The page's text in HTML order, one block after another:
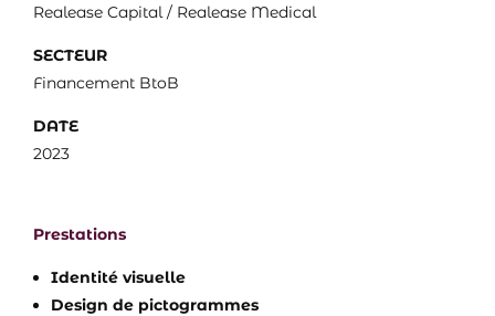
Realease Capital / Realease Medical
SECTEUR
Financement BtoB
DATE
2023
Prestations
Identité visuelle
Design de pictogrammes